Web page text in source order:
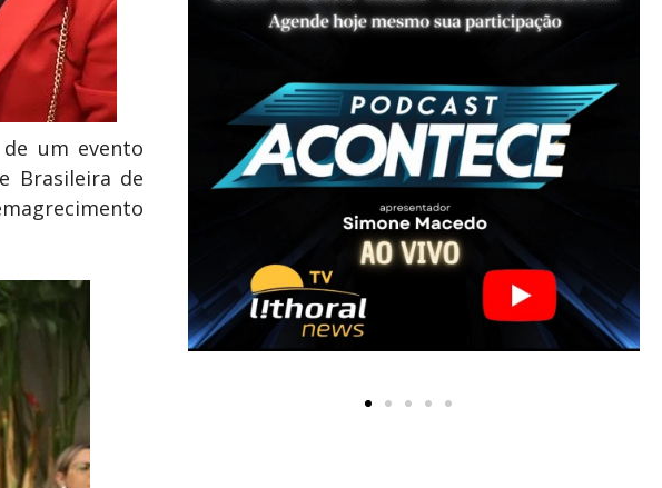
um evento
Brasileira de